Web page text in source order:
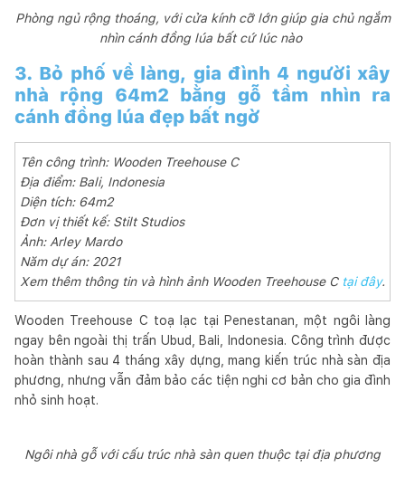
Phòng ngủ rộng thoáng, với cửa kính cỡ lớn giúp gia chủ ngắm
nhìn cánh đồng lúa bất cứ lúc nào
3. Bỏ phố về làng, gia đình 4 người xây
nhà rộng 64m2 bằng gỗ tầm nhìn ra
cánh đồng lúa đẹp bất ngờ
Tên công trình: Wooden Treehouse C
Địa điểm: Bali, Indonesia
Diện tích: 64m2
Đơn vị thiết kế: Stilt Studios
Ảnh: Arley Mardo
Năm dự án: 2021
Xem thêm thông tin và hình ảnh Wooden Treehouse C tại đây.
Wooden Treehouse C toạ lạc tại Penestanan, một ngôi làng
ngay bên ngoài thị trấn Ubud, Bali, Indonesia. Công trình được
hoàn thành sau 4 tháng xây dựng, mang kiến trúc nhà sàn địa
phương, nhưng vẫn đảm bảo các tiện nghi cơ bản cho gia đình
nhỏ sinh hoạt.
Ngôi nhà gỗ với cấu trúc nhà sàn quen thuộc tại địa phương